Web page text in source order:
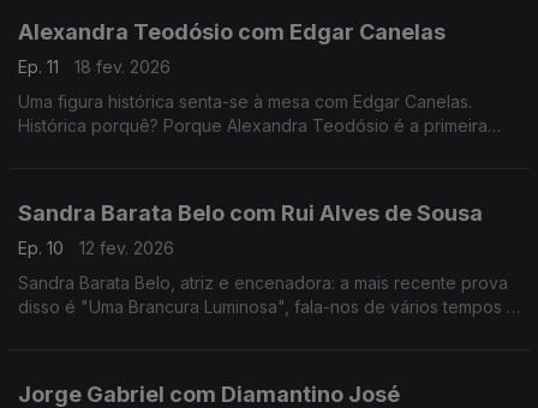
Alexandra Teodósio com Edgar Canelas
Ep. 11
18 fev. 2026
Uma figura histórica senta-se à mesa com Edgar Canelas.
Histórica porquê? Porque Alexandra Teodósio é a primeira
Sandra Barata Belo com Rui Alves de Sousa
Ep. 10
12 fev. 2026
Sandra Barata Belo, atriz e encenadora: a mais recente prova
disso é "Uma Brancura Luminosa", fala-nos de vários tempos e
Jorge Gabriel com Diamantino José